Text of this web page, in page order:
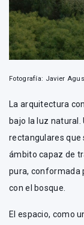
Fotografía: Javier
La arquitectura
bajo la luz
rectangulares que
ámbito capaz de
pura, conformada
con el bosque.
El espacio, como